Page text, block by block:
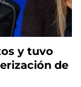
y tuvo
de